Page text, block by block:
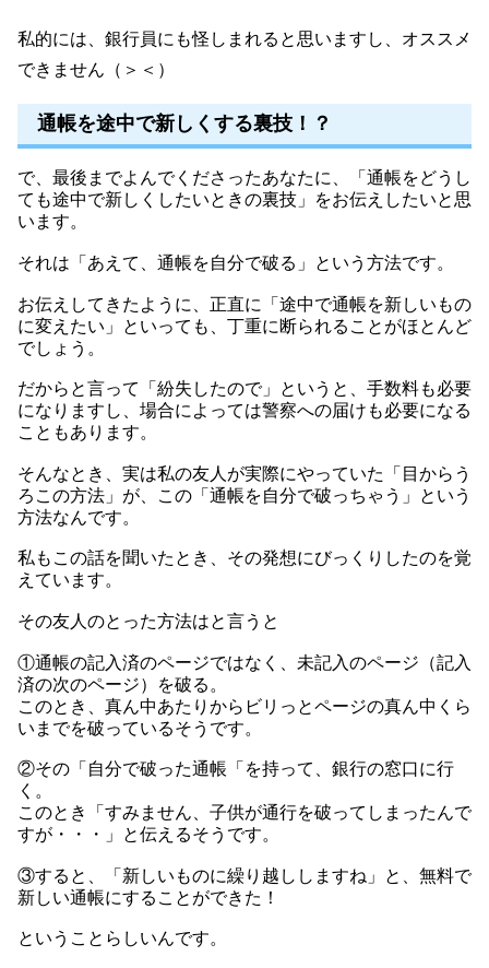
私的には、銀行員にも怪しまれると思いますし、オススメ
できません（＞＜）
通帳を途中で新しくする裏技！？
で、最後までよんでくださったあなたに、「通帳をどうし
ても途中で新しくしたいときの裏技」をお伝えしたいと思
います。
それは「あえて、通帳を自分で破る」という方法です。
お伝えしてきたように、正直に「途中で通帳を新しいもの
に変えたい」といっても、丁重に断られることがほとんど
でしょう。
だからと言って「紛失したので」というと、手数料も必要
になりますし、場合によっては警察への届けも必要になる
こともあります。
そんなとき、実は私の友人が実際にやっていた「目からう
ろこの方法」が、この「通帳を自分で破っちゃう」という
方法なんです。
私もこの話を聞いたとき、その発想にびっくりしたのを覚
えています。
その友人のとった方法はと言うと
①通帳の記入済のページではなく、未記入のページ（記入
済の次のページ）を破る。
このとき、真ん中あたりからビリっとページの真ん中くら
いまでを破っているそうです。
②その「自分で破った通帳「を持って、銀行の窓口に行
く。
このとき「すみません、子供が通行を破ってしまったんで
すが・・・」と伝えるそうです。
③すると、「新しいものに繰り越ししますね」と、無料で
新しい通帳にすることができた！
ということらしいんです。